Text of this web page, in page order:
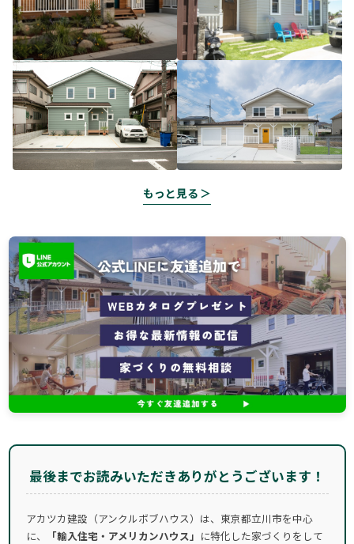
もっと見る ＞
最後までお読みいただきありがとうございます！
アカツカ建設（アンクルボブハウス）は、東京都立川市を中心
に、
「輸入住宅・アメリカンハウス」 に特化した家づくりをして